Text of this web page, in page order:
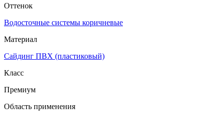
Оттенок
Водосточные системы коричневые
Материал
Сайдинг ПВХ (пластиковый)
Класс
Премиум
Область применения